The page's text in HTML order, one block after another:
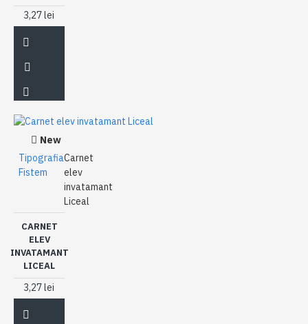
3,27 lei
New
Tipografia
Fistem
Carnet
elev
invatamant
Liceal
CARNET
ELEV
INVATAMANT
LICEAL
3,27 lei